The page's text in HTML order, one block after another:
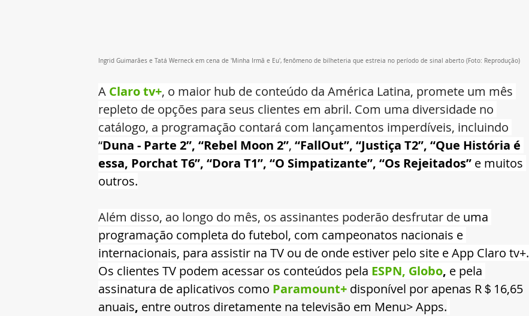
Ingrid Guimarães e Tatá Werneck em cena de 'Minha Irmã e Eu', fenômeno de bilheteria que estreia no período de sinal aberto (Foto: Reprodução)
A Claro tv+, o maior hub de conteúdo da América Latina, promete um mês
repleto de opções para seus clientes em abril. Com uma diversidade no
catálogo, a programação contará com lançamentos imperdíveis, incluindo
“Duna - Parte 2”, “Rebel Moon 2”, “FallOut”, “Justiça T2”, “Que História é
essa, Porchat T6”, “Dora T1”, “O Simpatizante”, “Os Rejeitados” e muitos
outros.
Além disso, ao longo do mês, os assinantes poderão desfrutar de uma
programação completa do futebol, com campeonatos nacionais e
internacionais, para assistir na TV ou de onde estiver pelo site e App Claro tv+.
Os clientes TV podem acessar os conteúdos pela ESPN, Globo, e pela
assinatura de aplicativos como Paramount+ disponível por apenas R＄16,65
anuais, entre outros diretamente na televisão em Menu> Apps.